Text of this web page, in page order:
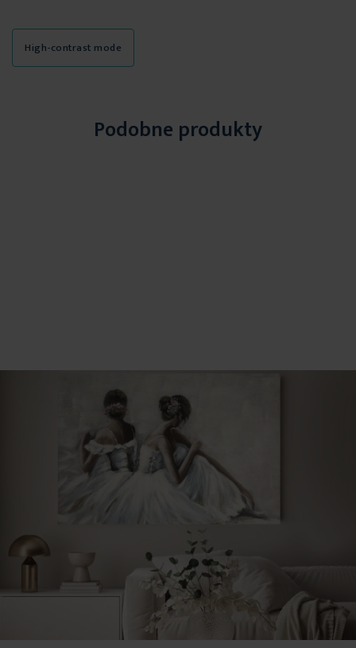
High-contrast mode
Podobne produkty